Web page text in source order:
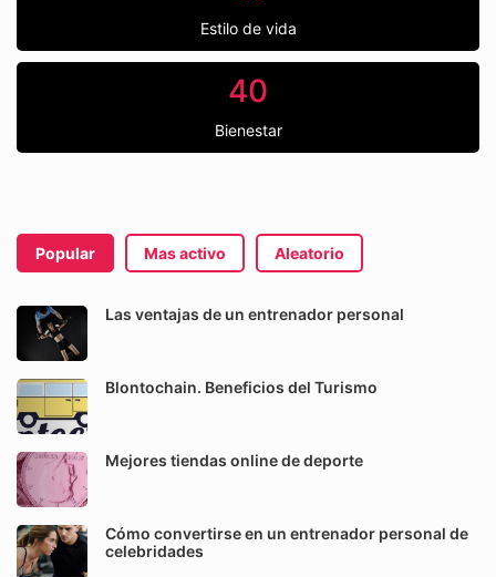
Estilo de vida
40
Bienestar
Popular Mas activo Aleatorio
Las ventajas de un entrenador personal
Blontochain. Beneficios del Turismo
Mejores tiendas online de deporte
Cómo convertirse en un entrenador personal de
celebridades